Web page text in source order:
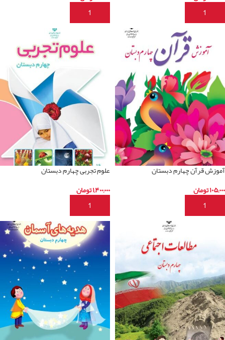
افزودن به سبد خرید افزودن به سبد خرید
آموزش قرآن چهارم دبستان
۱۰۵,۰۰۰تومان
افزودن به سبد خرید
علوم تجربی چهارم دبستان
۱,۴۰۰,۰۰۰تومان
افزودن به سبد خرید